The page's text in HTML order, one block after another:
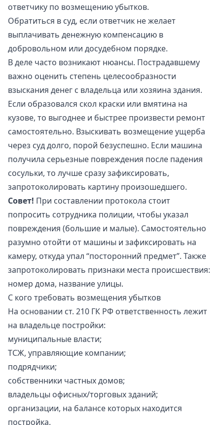
ответчику по возмещению убытков.
Обратиться в суд, если ответчик не желает
выплачивать денежную компенсацию в
добровольном или досудебном порядке.
В деле часто возникают нюансы. Пострадавшему
важно оценить степень целесообразности
взыскания денег с владельца или хозяина здания.
Если образовался скол краски или вмятина на
кузове, то выгоднее и быстрее произвести ремонт
самостоятельно. Взыскивать возмещение ущерба
через суд долго, порой безуспешно. Если машина
получила серьезные повреждения после падения
сосульки, то лучше сразу зафиксировать,
запротоколировать картину произошедшего.
Совет! При составлении протокола стоит
попросить сотрудника полиции, чтобы указал
повреждения (большие и малые). Самостоятельно
разумно отойти от машины и зафиксировать на
камеру, откуда упал “посторонний предмет”. Также
запротоколировать признаки места происшествия:
номер дома, название улицы.
С кого требовать возмещения убытков
На основании ст. 210 ГК РФ ответственность лежит
на владельце постройки:
муниципальные власти;
ТСЖ, управляющие компании;
подрядчики;
собственники частных домов;
владельцы офисных/торговых зданий;
организации, на балансе которых находится
постройка.